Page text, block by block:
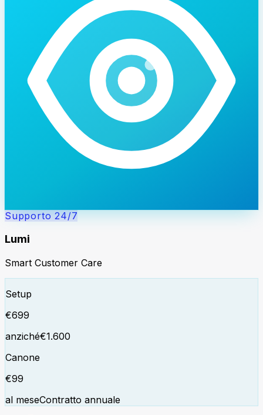
Supporto 24/7
Lumi
Smart Customer Care
Setup
€699
anziché€1.600
Canone
€99
al meseContratto annuale